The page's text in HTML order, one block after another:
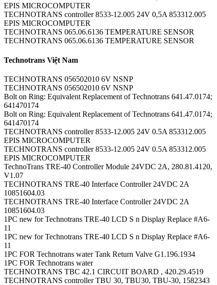
EPIS MICROCOMPUTER
TECHNOTRANS controller 8533-12.005 24V 0,5A 853312.005
EPIS MICROCOMPUTER
TECHNOTRANS 065.06.6136 TEMPERATURE SENSOR
TECHNOTRANS 065.06.6136 TEMPERATURE SENSOR
Technotrans Việt Nam
TECHNOTRANS 056502010 6V NSNP
TECHNOTRANS 056502010 6V NSNP
Bolt on Ring: Equivalent Replacement of Technotrans 641.47.0174;
641470174
Bolt on Ring: Equivalent Replacement of Technotrans 641.47.0174;
641470174
TECHNOTRANS controller 8533-12.005 24V 0.5A 853312.005
EPIS MICROCOMPUTER
TECHNOTRANS controller 8533-12.005 24V 0.5A 853312.005
EPIS MICROCOMPUTER
TechnoTrans TRE-40 Controller Module 24VDC 2A, 280.81.4120,
V1.07
TECHNOTRANS TRE-40 Interface Controller 24VDC 2A
10851604.03
TECHNOTRANS TRE-40 Interface Controller 24VDC 2A
10851604.03
1PC new for Technotrans TRE-40 LCD S n Display Replace #A6-
11
1PC new for Technotrans TRE-40 LCD S n Display Replace #A6-
11
1PC FOR Technotrans water Tank Return Valve G1.196.1934
1PC FOR Technotrans water
TECHNOTRANS TBC 42.1 CIRCUIT BOARD , 420.29.4519
TECHNOTRANS controller TBU 30, TBU30, TBU-30, 1582343